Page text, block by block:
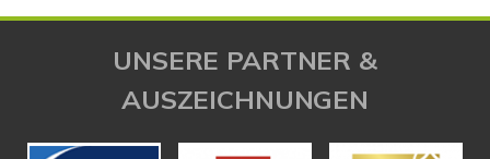
UNSERE PARTNER &
AUSZEICHNUNGEN